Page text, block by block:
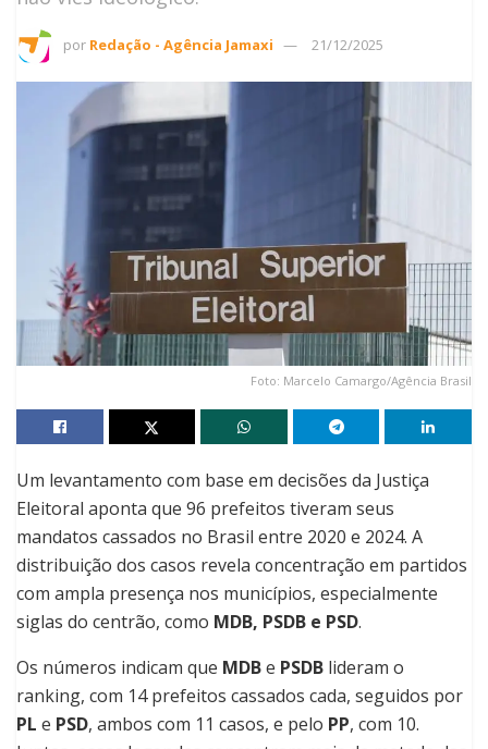
por Redação - Agência Jamaxi 21/12/2025
Foto: Marcelo Camargo/Agência Brasil
Um levantamento com base em decisões da Justiça
Eleitoral aponta que 96 prefeitos tiveram seus
mandatos cassados no Brasil entre 2020 e 2024. A
distribuição dos casos revela concentração em partidos
com ampla presença nos municípios, especialmente
siglas do centrão, como MDB, PSDB e PSD.
Os números indicam que MDBe PSDB lideram o
ranking, com 14 prefeitos cassados cada, seguidos por
PL e PSD, ambos com 11 casos, e pelo PP, com 10.